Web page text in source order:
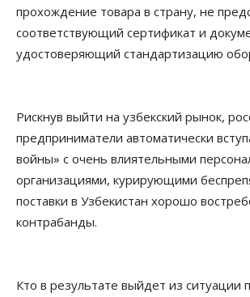
прохождение товара в страну, не
соответствующий сертификат и
удостоверяющий стандартизацию
Рискнув выйти на узбекский рынок,
предприниматели автоматически
войны» с очень влиятельными
организациями, курирующими
поставки в Узбекистан хорошо
контрабанды.
Кто в результате выйдет из ситуации